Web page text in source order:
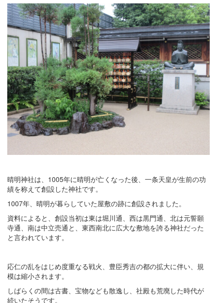
晴明神社は、1005年に晴明が亡くなった後、一条天皇が生前の功
績を称えて創設した神社です。
1007年、晴明が暮らしていた屋敷の跡に創設されました。
資料によると、創設当初は東は堀川通、西は黒門通、北は元誓願
寺通、南は中立売通と、東西南北に広大な敷地を誇る神社だった
と言われています。
応仁の乱をはじめ度重なる戦火、豊臣秀吉の都の拡大に伴い、規
模は縮小されます。
しばらくの間は古書、宝物なども散逸し、社殿も荒廃した時代が
続いたそうです。